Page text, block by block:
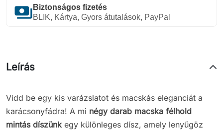
payments Biztonságos fizetés
BLIK, Kártya, Gyors átutalások, PayPal
Leírás
Vidd be egy kis varázslatot és macskás eleganciát a
karácsonyfádra! A mi négy darab macska félhold
mintás díszünk egy különleges dísz, amely lenyűgöz